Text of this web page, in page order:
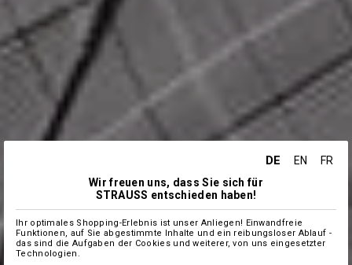
DE EN
FR
Wir freuen uns, dass Sie sich für
STRAUSS entschieden haben!
Ihr optimales Shopping-Erlebnis ist unser Anliegen! Einwandfreie
Funktionen, auf Sie abgestimmte Inhalte und ein reibungsloser Ablauf -
das sind die Aufgaben der Cookies und weiterer, von uns eingesetzter
Technologien.